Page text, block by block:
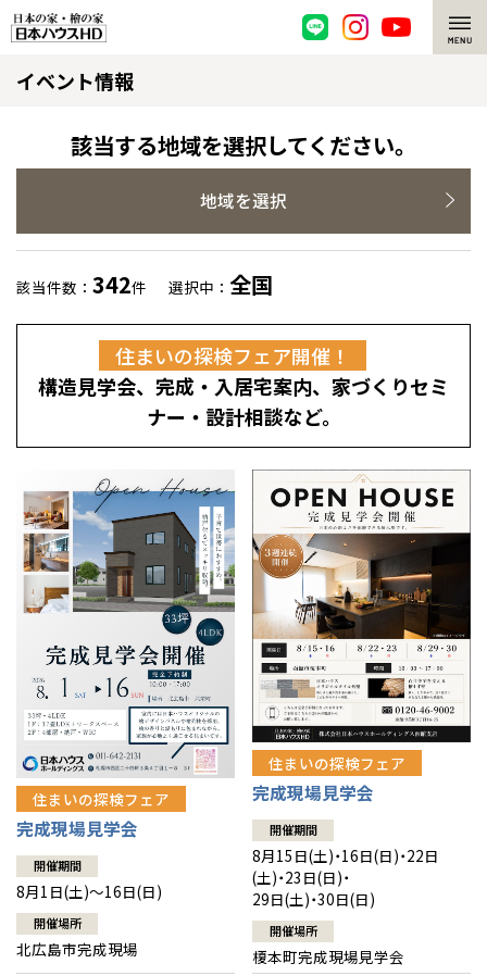
脱炭素・檜の家
環境にやさしい、脱炭素社会の住宅
耐震構造
高耐久住宅
高断熱・高気密の家
エネルギー自給自足
感謝訪問・長期保証
直営工事
1メーターモジュール
冷暖房標準装備
24時間対応コールセンター
デザイン賞各種受賞
セントラルヒーティング
選ばれる理由
檜の魅力 トップ
檜と日本人
1000年を超えて生きる檜
知られざる檜の効果・作用
理想の木材「檜」
注文住宅
グレートステージ
平屋の家
外観・インテリア集
暮らし方提案
住まいのコラム
住まいのお手入れ集
リフォーム トップ
選ばれる理由
リフォームの流れ
介護保険利用で快適リフォーム
賃貸併用住宅のメリット
安心のサポートシステム
展示場案内
分譲住宅・土地
分譲マンション
分譲マンション トップ
ワザックとは
高い信頼性
安心の管理体制
ギャラリー
会社情報
会社情報 トップ
ニュースリリース
代表ごあいさつ
企業理念
会社概要
お問い合わせ
会員サイト
イベント情報
該当する地域を選択してください。
地域を選択
該当件数： 342件 選択中： 全国
住まいの探検フェア開催！
構造見学会、完成・入居宅案内、家づくりセミ
ナー・設計相談など。
住まいの探検フェア
完成現場見学会
開催期間
8月1日(土)～16日(日)
開催場所
北広島市完成現場
住まいの探検フェア
完成現場見学会
開催期間
8月15日(土)・16日(日)・22日
(土)・23日(日)・
29日(土)・30日(日)
開催場所
榎本町完成現場見学会